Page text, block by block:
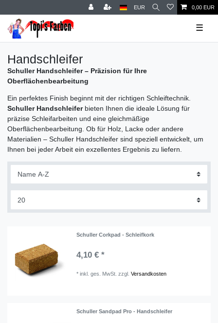
EUR 0,00 EUR
☰
Handschleifer
Schuller Handschleifer – Präzision für Ihre
Oberflächenbearbeitung
Ein perfektes Finish beginnt mit der richtigen Schleiftechnik.
Schuller Handschleiferbieten Ihnen die ideale Lösung für
präzise Schleifarbeiten und eine gleichmäßige
Oberflächenbearbeitung. Ob für Holz, Lacke oder andere
Materialien – Schuller Handschleifer sind speziell entwickelt, um
Ihnen bei jeder Arbeit ein exzellentes Ergebnis zu liefern.
Schuller Corkpad - Schleifkork
4,10 € *
*inkl. ges. MwSt. zzgl.Versandkosten
Schuller Sandpad Pro - Handschleifer